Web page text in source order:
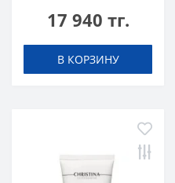
17 940 тг.
В КОРЗИНУ